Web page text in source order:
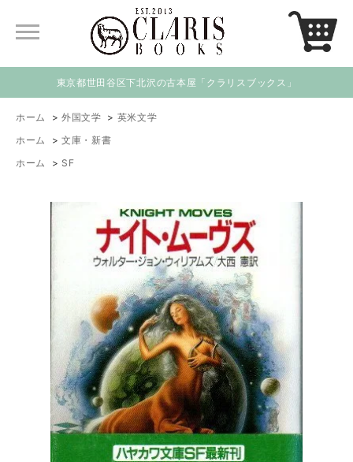
東京都世田谷区下北沢の古本屋「クラリスブックス」
ホーム > 外国文学 > 英米文学
ホーム
> 文庫・新書
ホーム
> SF